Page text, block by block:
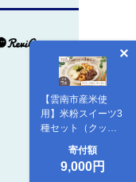
【雲南市産米使
用】米粉スイーツ3
種セット（クッキ
ツ）お菓子 おかし
グルテンフリー 米
寄付額
9,000円